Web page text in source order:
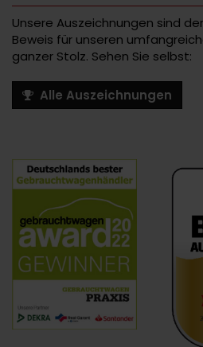
Unsere Auszeichnungen sind
Beweis für unseren
ganzer Stolz. Sehen Sie selbst:
Alle Auszeichnungen